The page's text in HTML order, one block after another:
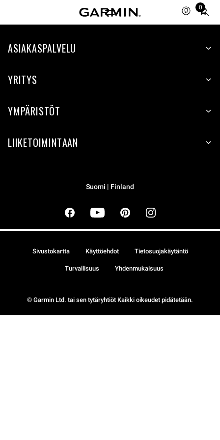
0
Total
ASIAKASPALVELU
YRITYS
YMPÄRISTÖT
LIIKETOIMINTAAN
Suomi | Finland
© Garmin Ltd. tai sen tytäryhtiöt Kaikki oikeudet pidätetään.
Sivustokartta Käyttöehdot Tietosuojakäytäntö
Turvallisuus Yhdenmukaisuus